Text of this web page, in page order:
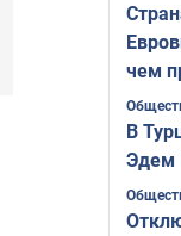
чем
В
Эдем